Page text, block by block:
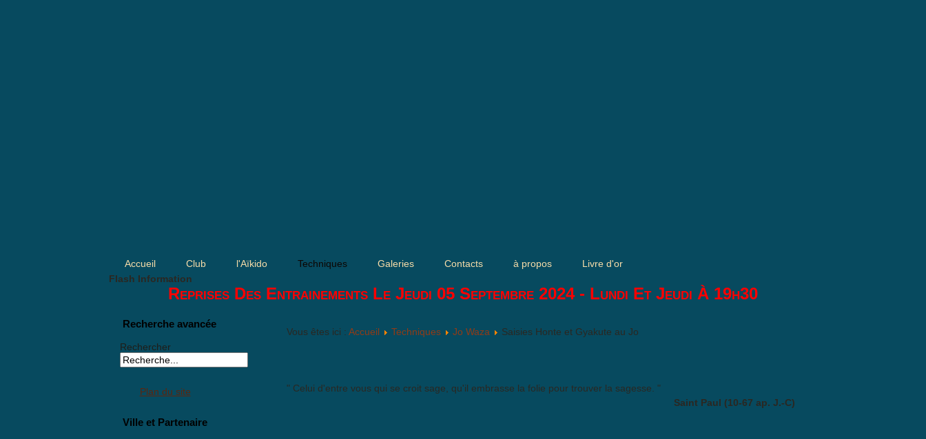
Accueil Club l'Aïkido Techniques Galeries Contacts à propos
Livre d'or
Flash Information
Reprises Des Entrainements Le Jeudi 05 Septembre 2024 - Lundi Et Jeudi À 19h30
Recherche avancée
Rechercher
Plan du site
Ville et Partenaire
Vous êtes ici : Accueil Techniques Jo Waza Saisies Honte et Gyakute au Jo
" Celui d'entre vous qui se croit sage, qu'il embrasse la folie pour trouver la sagesse. "
Saint Paul (10-67 ap. J.-C)